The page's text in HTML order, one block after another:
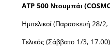
ATP 500 Ντουμπάι
Hμιτελικοί (Παρασκευή 28/
Tελικός (Σάββατο 1/3, 17.00)